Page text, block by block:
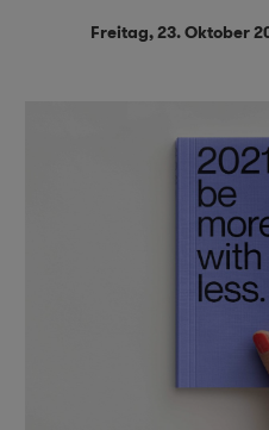
Freitag, 23. Oktober